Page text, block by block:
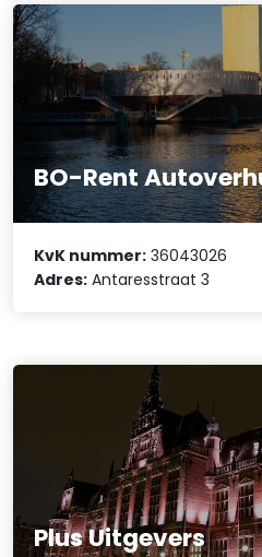
BO-Rent
KvK nummer: 36043026
Adres: Antaresstraat 3
Plus Uitgevers